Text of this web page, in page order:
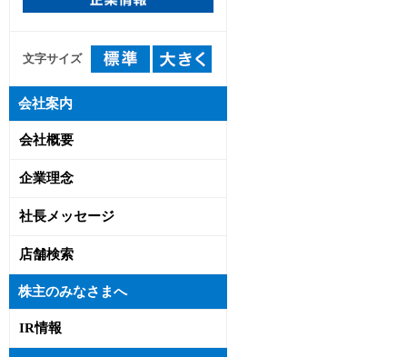
文字サイズ
会社案内
会社概要
企業理念
社長メッセージ
店舗検索
株主のみなさまへ
IR情報